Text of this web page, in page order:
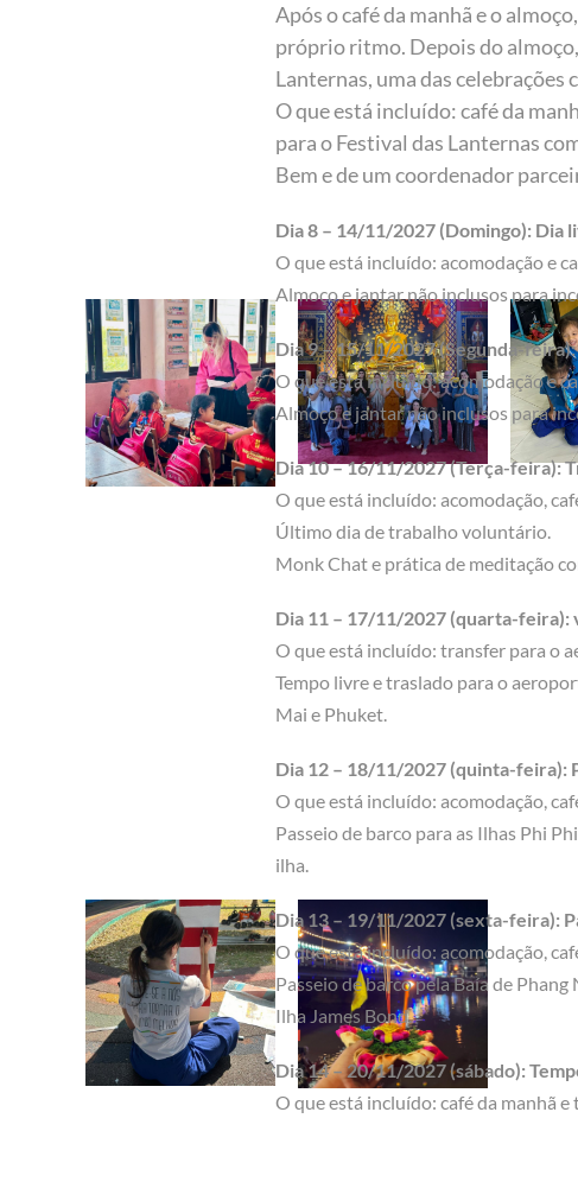
Após o café da manhã e o
próprio ritmo. Depois do
Lanternas, uma das
O que está incluído: café da
para o Festival das Lanternas
Bem e de um coordenador
Dia 8 – 14/11/2027 (Domingo): Dia
O que está incluído: acomodação e
Almoço e jantar não inclusos para
Dia 9 – 15/11/2027 (Segunda-
O que está incluído: acomodação e
Almoço e jantar não inclusos para
Dia 10 – 16/11/2027 (Terça-feira):
O que está incluído: acomodação,
Último dia de trabalho voluntário.
Monk Chat e prática de meditação
Dia 11 – 17/11/2027 (quarta-feira):
O que está incluído: transfer para o
Tempo livre e traslado para o
Mai e Phuket.
Dia 12 – 18/11/2027 (quinta-feira):
O que está incluído: acomodação,
Passeio de barco para as Ilhas Phi
ilha.
Dia 13 – 19/11/2027 (sexta-feira):
O que está incluído: acomodação,
Passeio de barco pela Baía de
Ilha James Bond.
Dia 14 – 20/11/2027 (sábado):
O que está incluído: café da manhã